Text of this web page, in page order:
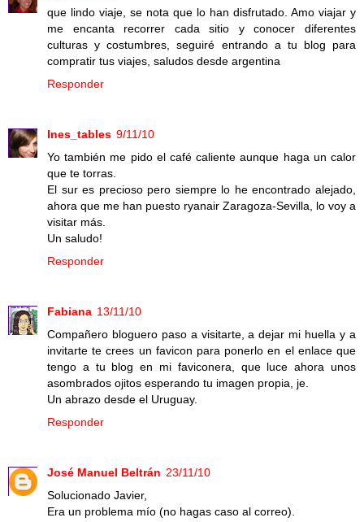
que lindo viaje, se nota que lo han disfrutado. Amo viajar y
me encanta recorrer cada sitio y conocer diferentes
culturas y costumbres, seguiré entrando a tu blog para
compratir tus viajes, saludos desde argentina
Responder
Ines_tables 9/11/10
Yo también me pido el café caliente aunque haga un calor
que te torras.
El sur es precioso pero siempre lo he encontrado alejado,
ahora que me han puesto ryanair Zaragoza-Sevilla, lo voy a
visitar más.
Un saludo!
Responder
Fabiana 13/11/10
Compañero bloguero paso a visitarte, a dejar mi huella y a
invitarte te crees un favicon para ponerlo en el enlace que
tengo a tu blog en mi faviconera, que luce ahora unos
asombrados ojitos esperando tu imagen propia, je.
Un abrazo desde el Uruguay.
Responder
José Manuel Beltrán 23/11/10
Solucionado Javier,
Era un problema mío (no hagas caso al correo).